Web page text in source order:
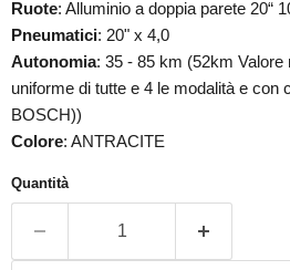
Ruote: Alluminio a doppia parete 20“
Pneumatici: 20" x 4,0
Autonomia: 35 - 85 km (52km Valore
uniforme di tutte e 4 le modalità e con
BOSCH))
Colore: ANTRACITE
Quantità